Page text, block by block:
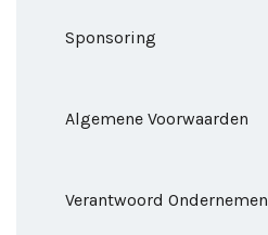
Sponsoring
Algemene Voorwaarden
Verantwoord Ondernemen